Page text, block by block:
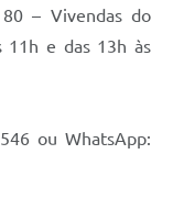
– Vivendas do
11h e das 13h às
ou WhatsApp: